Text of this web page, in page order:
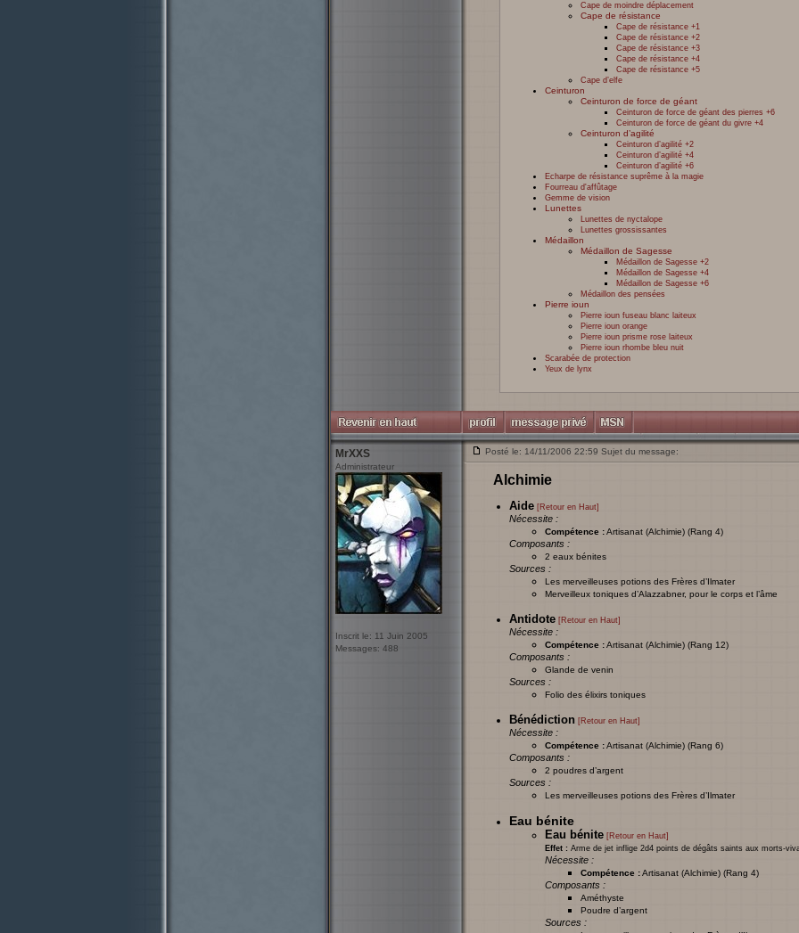
Cape de moindre déplacement
Cape de résistance
Cape de résistance +1
Cape de résistance +2
Cape de résistance +3
Cape de résistance +4
Cape de résistance +5
Cape d’elfe
Ceinturon
Ceinturon de force de géant
Ceinturon de force de géant des pierres +6
Ceinturon de force de géant du givre +4
Ceinturon d’agilité
Ceinturon d’agilité +2
Ceinturon d’agilité +4
Ceinturon d’agilité +6
Echarpe de résistance suprême à la magie
Fourreau d'affûtage
Gemme de vision
Lunettes
Lunettes de nyctalope
Lunettes grossissantes
Médaillon
Médaillon de Sagesse
Médaillon de Sagesse +2
Médaillon de Sagesse +4
Médaillon de Sagesse +6
Médaillon des pensées
Pierre ioun
Pierre ioun fuseau blanc laiteux
Pierre ioun orange
Pierre ioun prisme rose laiteux
Pierre ioun rhombe bleu nuit
Scarabée de protection
Yeux de lynx
MrXXS
Administrateur
Inscrit le: 11 Juin 2005
Messages: 488
Posté le: 14/11/2006 22:59 Sujet du message:
Alchimie
Aide [Retour en Haut]
Nécessite :
Compétence :Artisanat (Alchimie) (Rang 4)
Composants :
2 eaux bénites
Sources :
Les merveilleuses potions des Frères d’Ilmater
Merveilleux toniques d’Alazzabner, pour le corps et l’âme
Antidote [Retour en Haut]
Nécessite :
Compétence :Artisanat (Alchimie) (Rang 12)
Composants :
Glande de venin
Sources :
Folio des élixirs toniques
Bénédiction [Retour en Haut]
Nécessite :
Compétence :Artisanat (Alchimie) (Rang 6)
Composants :
2 poudres d’argent
Sources :
Les merveilleuses potions des Frères d’Ilmater
Eau bénite
Eau bénite [Retour en Haut]
Effet : Arme de jet inflige 2d4 points de dégâts saints aux morts-
Nécessite :
Compétence :Artisanat (Alchimie) (Rang 4)
Composants :
Améthyste
Poudre d’argent
Sources :